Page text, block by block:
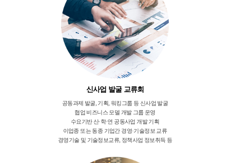
신사업 발굴 교류회
공동과제 발굴, 기획, 워킹그룹 등 신사업 발굴
협업 비즈니스 모델 개발 그룹 운영
수요기반 산·학·연 공동사업 개발 기획
이업종 또는 동종 기업간 경영·기술정보 교류
경영기술 및 기술정보교류, 정책사업 정보취득 등